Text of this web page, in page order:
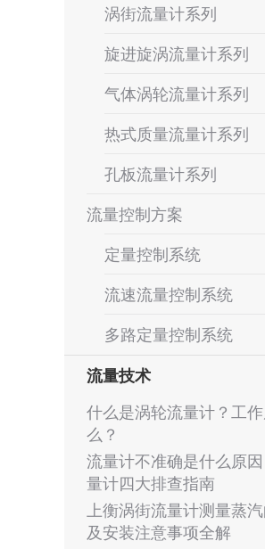
涡街流量计系列
旋进旋涡流量计系列
气体涡轮流量计系列
热式质量流量计系列
孔板流量计系列
流量控制方案
定量控制系统
流速流量控制系统
多路定量控制系统
流量技术
什么是涡轮流量计？工
么？
流量计不准确是什么原
量计四大排查指南
上衡涡街流量计测量蒸
及安装注意事项全解